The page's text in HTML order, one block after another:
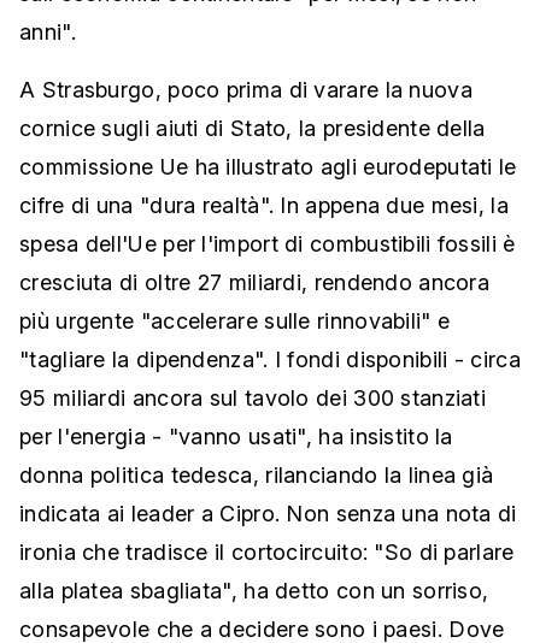
anni".
A Strasburgo, poco prima di varare la nuova
cornice sugli aiuti di Stato, la presidente della
commissione Ue ha illustrato agli eurodeputati le
cifre di una "dura realtà". In appena due mesi, la
spesa dell'Ue per l'import di combustibili fossili è
cresciuta di oltre 27 miliardi, rendendo ancora
più urgente "accelerare sulle rinnovabili" e
"tagliare la dipendenza". I fondi disponibili - circa
95 miliardi ancora sul tavolo dei 300 stanziati
per l'energia - "vanno usati", ha insistito la
donna politica tedesca, rilanciando la linea già
indicata ai leader a Cipro. Non senza una nota di
ironia che tradisce il cortocircuito: "So di parlare
alla platea sbagliata", ha detto con un sorriso,
consapevole che a decidere sono i paesi. Dove